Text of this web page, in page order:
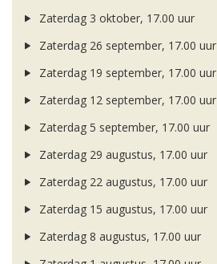
Zaterdag 3 oktober, 17.00 uur
Zaterdag 26 september, 17.00 uur
Zaterdag 19 september, 17.00 uur
Zaterdag 12 september, 17.00 uur
Zaterdag 5 september, 17.00 uur
Zaterdag 29 augustus, 17.00 uur
Zaterdag 22 augustus, 17.00 uur
Zaterdag 15 augustus, 17.00 uur
Zaterdag 8 augustus, 17.00 uur